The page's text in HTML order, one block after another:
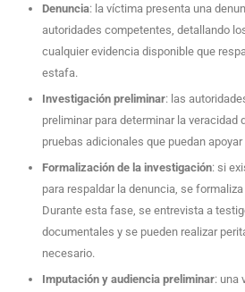
Denuncia: la víctima presenta una
autoridades competentes, detallando
cualquier evidencia disponible que
estafa.
Investigación preliminar: las
preliminar para determinar la veracidad
pruebas adicionales que puedan
Formalización de la investigación: si
para respaldar la denuncia, se
Durante esta fase, se entrevista a
documentales y se pueden realizar
necesario.
Imputación y audiencia preliminar: una